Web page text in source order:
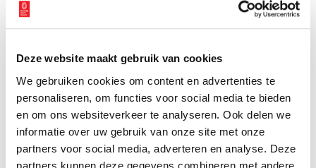
Deze website maakt gebruik van cookies
We gebruiken cookies om content en advertenties te
personaliseren, om functies voor social media te bieden
en om ons websiteverkeer te analyseren. Ook delen we
informatie over uw gebruik van onze site met onze
partners voor social media, adverteren en analyse. Deze
partners kunnen deze gegevens combineren met andere
Kleine steden als Harderwijk en Franeker hebben het in het in
het verleden tot universiteitsstad geschopt. Hilversum heeft
geen academisch verleden. Toch woonde en werkte er in de
naoorlogse jaren een ‘professor’. Dat was Johannes Willem
Pootjes, die zichzelf professor noemde. Hij was de oprichter
van de Bijzondere Universiteit van Cultusvrije
Christusbelijders ‘Tres Faciunt Collegium’. Het doel van zijn